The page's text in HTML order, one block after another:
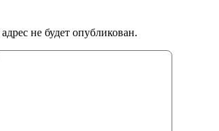
не будет опубликован.